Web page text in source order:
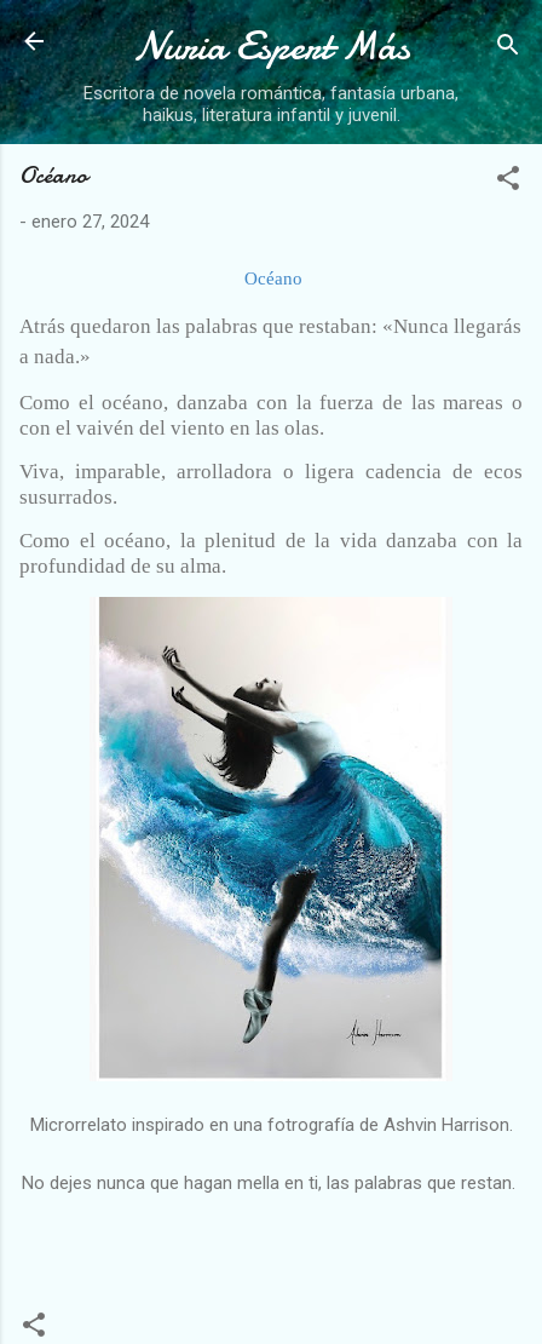
Ir al contenido principal
Nuria Espert Más
Escritora de novela romántica, fantasía urbana,
haikus, literatura infantil y juvenil.
Océano
- enero 27, 2024
Océano
Atrás quedaron las palabras que restaban: «Nunca llegarás
a nada.»
Como el océano, danzaba con la fuerza de las mareas o
con el vaivén del viento en las olas.
Viva, imparable, arrolladora o ligera cadencia de ecos
susurrados.
Como el océano, la plenitud de la vida danzaba con la
profundidad de su alma.
Microrrelato inspirado en una fotrografía de Ashvin Harrison.
No dejes nunca que hagan mella en ti, las palabras que restan.